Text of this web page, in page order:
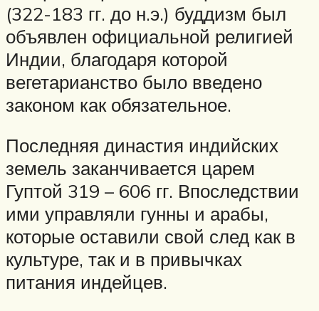
(322-183 гг. до н.э.) буддизм был
объявлен официальной религией
Индии, благодаря которой
вегетарианство было введено
законом как обязательное.
Последняя династия индийских
земель заканчивается царем
Гуптой 319 – 606 гг. Впоследствии
ими управляли гунны и арабы,
которые оставили свой след как в
культуре, так и в привычках
питания индейцев.